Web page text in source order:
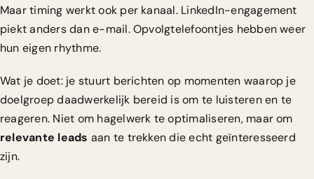
Maar timing werkt ook per kanaal. LinkedIn-engagement
piekt anders dan e-mail. Opvolgtelefoontjes hebben weer
hun eigen rhythme.
Wat je doet: je stuurt berichten op momenten waarop je
doelgroep daadwerkelijk bereid is om te luisteren en te
reageren. Niet om hagelwerk te optimaliseren, maar om
relevante leads aan te trekken die echt geïnteresseerd
zijn.